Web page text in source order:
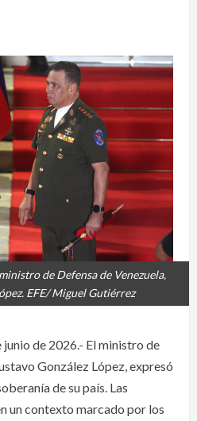
de Defensa de Venezuela,
EFE/ Miguel Gutiérrez
de 2026.- El ministro de
González López, expresó
de su país. Las
un contexto marcado por los